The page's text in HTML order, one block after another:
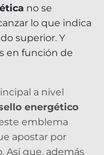
no se
lo que indica
superior. Y
en función de
a nivel
energético
emblema
apostar por
Así que, además